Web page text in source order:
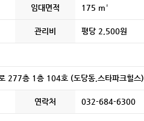
임대면적 175 m²
관리비 평당 2,500원
277층 1층 104호 (도당동,스타파크힐스)
연락처 032-684-6300